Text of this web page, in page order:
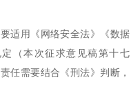
适用《网络安全法》《数据
（本次征求意见稿第十七
任需要结合《刑法》判断，